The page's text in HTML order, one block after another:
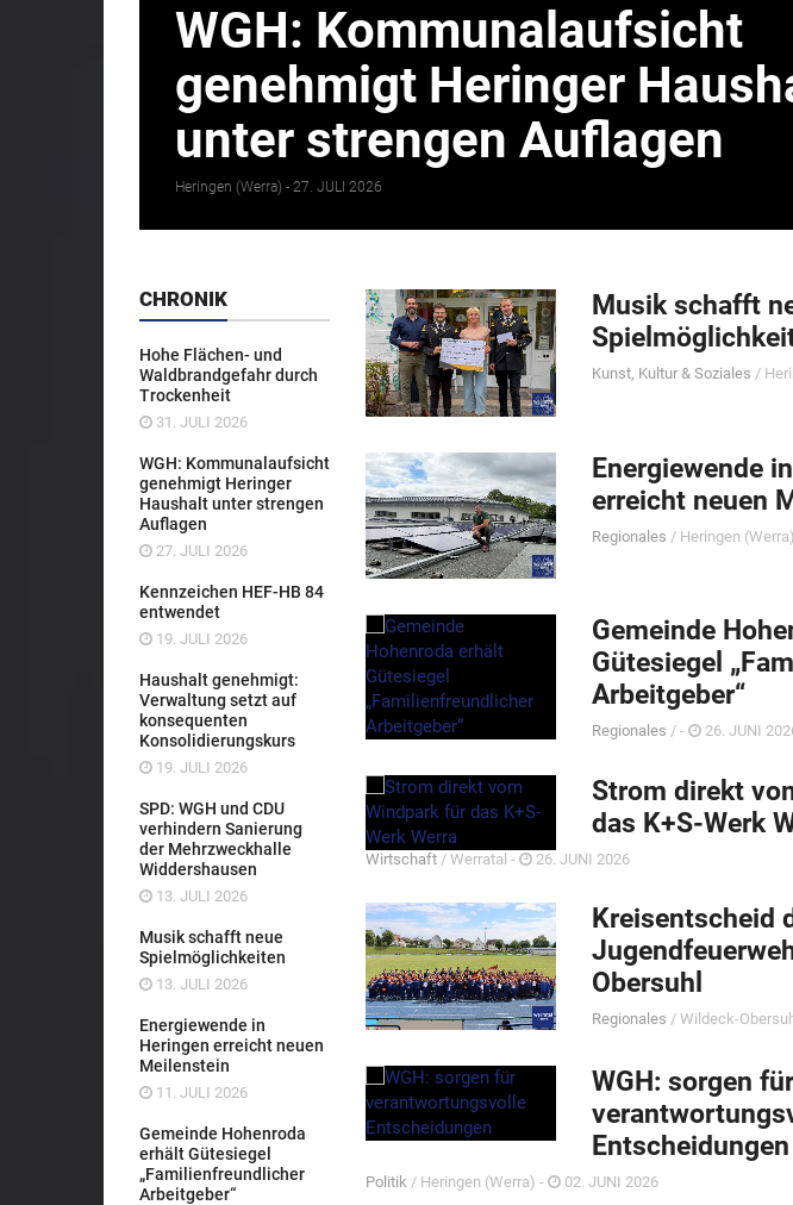
WGH: Kommunalaufsicht
genehmigt Heringer
unter strengen Auflagen
Heringen (Werra) - 27. JULI 2026
CHRONIK
Hohe Flächen- und
Waldbrandgefahr durch
Trockenheit
31. JULI 2026
WGH: Kommunalaufsicht
genehmigt Heringer
Haushalt unter strengen
Auflagen
27. JULI 2026
Kennzeichen HEF-HB 84
entwendet
19. JULI 2026
Haushalt genehmigt:
Verwaltung setzt auf
konsequenten
Konsolidierungskurs
19. JULI 2026
SPD: WGH und CDU
verhindern Sanierung
der Mehrzweckhalle
Widdershausen
13. JULI 2026
Musik schafft neue
Spielmöglichkeiten
13. JULI 2026
Energiewende in
Heringen erreicht neuen
Meilenstein
11. JULI 2026
Gemeinde Hohenroda
erhält Gütesiegel
„Familienfreundlicher
Arbeitgeber“
Musik schafft
Kunst, Kultur & Soziales /
Energiewende
erreicht neuen
Regionales / Heringen
Gemeinde
Gütesiegel
Arbeitgeber“
Regionales / - 26. JUNI
Strom direkt
das K+S-Werk
Wirtschaft / Werratal - 26. JUNI 2026
Kreisentscheid
Obersuhl
Regionales / Wildeck-
WGH: sorgen für
Entscheidungen
Politik / Heringen (Werra) - 02. JUNI 2026